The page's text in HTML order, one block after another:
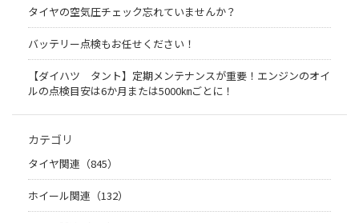
タイヤの空気圧チェック忘れていませんか？
バッテリー点検もお任せください！
【ダイハツ タント】定期メンテナンスが重要！エンジンのオイ
ルの点検目安は6か月または5000㎞ごとに！
カテゴリ
タイヤ関連（845）
ホイール関連（132）